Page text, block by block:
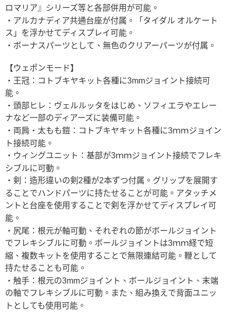
ロマリア』シリーズ等と各部併用が可能。
・アルカナディア共通台座が付属。「タイダル オルケート
ス」を浮かせてディスプレイ可能。
・ボーナスパーツとして、無色のクリアーパーツが付属。
【ウェポンモード】
・王冠：コトブキヤキット各種に3mmジョイント接続可
能。
・頭部ヒレ：ヴェルルッタをはじめ、ソフィエラやエレー
ナなど一部のディアーズに装備可能。
・両肩・太もも鎧：コトブキヤキット各種に3ｍｍジョイン
ト接続可能。
・ウィングユニット：基部が3ｍｍジョイント接続でフレキ
シブルに可動。
・剣：造形違いの剣2種が2本ずつ付属。グリップを展開す
ることでハンドパーツに持たせることが可能。アタッチメ
ントと台座を使用することで剣を浮かせてディスプレイ可
能。
・尻尾：根元が軸可動、それぞれの節がボールジョイント
でフレキシブルに可動。ボールジョイントは3ｍｍ経で短
縮、複数キットを使用することで無限連結可能。鞭として
持たせることも可能。
・触手：根元の3mmジョイント、ボールジョイント、末端
の軸でフレキシブルに可動。また、組み換えで背面ユニッ
トとしても使用可能。